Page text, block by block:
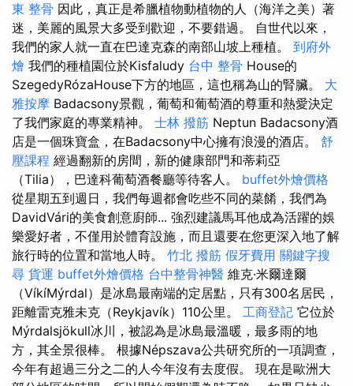
東 整骨 因此，真正是希臘植物動植物的人（海洋之美）著
迷，美麗的風景大多受到歡迎，不要錯過。 自世代以來，
我們的家人就一直在巴達克森的南部山坡上種植。 到府外
燴 我們的種植園位於Kisfaludy 台中 整骨 House的
SzegedyRózaHouse下方的地區，這也稱為山的腎臟。 大
雅按摩 Badacsony景觀，葡萄和葡萄酒的尊重和熱愛決定
了我們家庭的專業精神。 士林 撥筋 Neptun Badacsony酒
店是一個珠寶盒，在Badacsony中心擁有浪漫的酒店。 舒
壓課程 經過翻新的房間，新的健康部門和蒂莉亞
（Tilia），巴達科葡萄酒餐廳等待客人。 buffet外燴價格
從星期五到週日，我們每週都會吃些不同的菜餚，我們為
DavidVári的美食創意廚師... 強烈建議馬耳他成為活躍的娛
樂愛好者，不僅用於體育設施，而且還要在您更深入地了解
旅行時的位置和當地人時。 竹北 撥筋 假牙費用 關鍵字搜
尋 貨運 buffet外燴價格 台中整骨神醫 維克·米爾達爾
（VíkíMýrdal）是冰島最南端的定居點，只有300名居民，
距離雷克雅未克（Reykjavík）110公里。 工商登記 它位於
Mýrdalsjökull冰川，被認為是冰島最溫暖，最多雨的地
方，其全景很棒。 根據Népszava公共研究所的一項調查，
今年有超過三分之二的人今年沒有去度假。 現在是歐洲大